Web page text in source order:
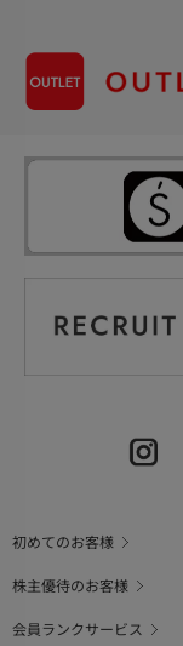
初めてのお客様
株主優待のお客様
会員ランクサービス